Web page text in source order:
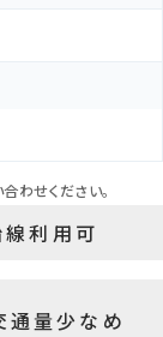
わせください。
利用可
通量少なめ
移動のしやすさを日
やすく、日々の買
く済ませやすいとこ
影